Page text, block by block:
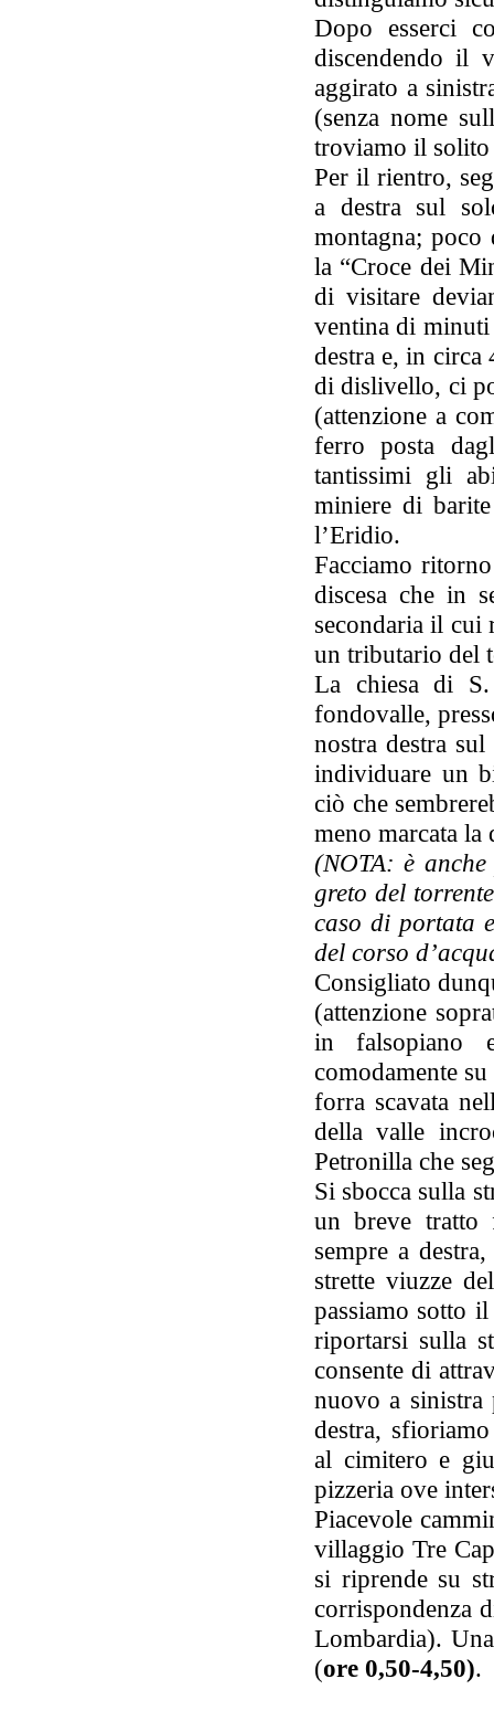
Dopo esserci
discendendo il
aggirato a
(senza nome
troviamo il
Per il rientro,
a destra sul
montagna; poco
la “Croce dei
di visitare
ventina di
destra e, in
di dislivello, ci
(attenzione a
ferro posta
tantissimi gli
miniere di
l’Eridio.
Facciamo
discesa che in
secondaria il cui
un tributario del
La chiesa di
fondovalle,
nostra destra
individuare un
ciò che
meno marcata la
(NOTA: è
greto del
caso di portata
del corso
Consigliato
(attenzione
in falsopiano
comodamente
forra scavata
della valle
Petronilla che
Si sbocca sulla
un breve tratto
sempre a
strette viuzze
passiamo sotto
riportarsi sulla
consente di
nuovo a sinistra
destra,
al cimitero e
pizzeria ove
Piacevole
villaggio Tre
si riprende su
corrispondenza
Lombardia).
(ore 0,50-4,50).